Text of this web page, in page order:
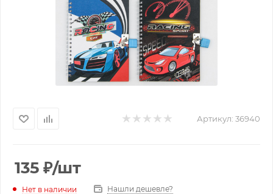
Артикул: 36940
135 ₽/шт
Нет в наличии Нашли дешевле?